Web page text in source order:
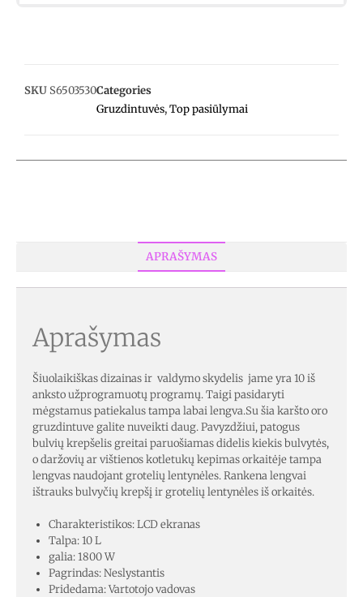
SKU S6503530Categories
Gruzdintuvės,Top pasiūlymai
APRAŠYMAS
Aprašymas
Šiuolaikiškas dizainas ir valdymo skydelis jame yra 10 iš
anksto užprogramuotų programų. Taigi pasidaryti
mėgstamus patiekalus tampa labai lengva.Su šia karšto oro
gruzdintuve galite nuveikti daug. Pavyzdžiui, patogus
bulvių krepšelis greitai paruošiamas didelis kiekis bulvytės,
o daržovių ar vištienos kotletukų kepimas orkaitėje tampa
lengvas naudojant grotelių lentynėles. Rankena lengvai
ištrauks bulvyčių krepšį ir grotelių lentynėles iš orkaitės.
Charakteristikos: LCD ekranas
Talpa: 10 L
galia: 1800 W
Pagrindas: Neslystantis
Pridedama: Vartotojo vadovas